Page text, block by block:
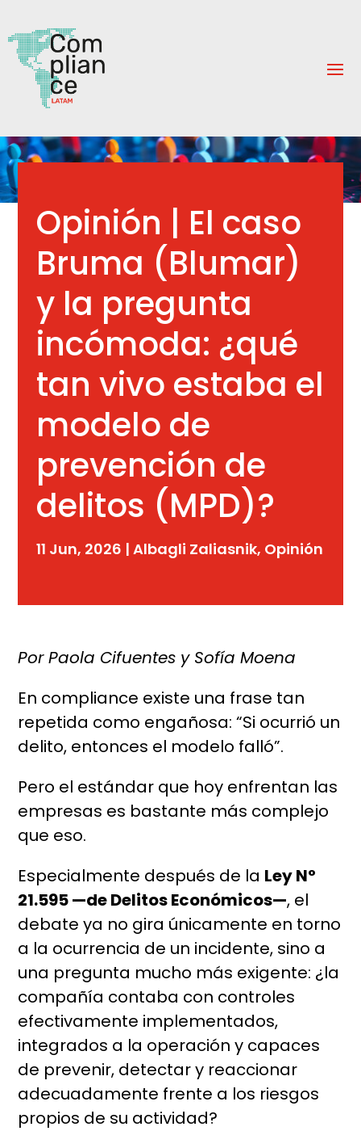
Opinión | El caso
Bruma (Blumar)
y la pregunta
incómoda: ¿qué
tan vivo estaba el
modelo de
prevención de
delitos (MPD)?
11 Jun, 2026 | Albagli Zaliasnik, Opinión
Por Paola Cifuentes y Sofía Moena
En compliance existe una frase tan
repetida como engañosa: “Si ocurrió un
delito, entonces el modelo falló”.
Pero el estándar que hoy enfrentan las
empresas es bastante más complejo
que eso.
Especialmente después de la Ley N°
21.595 —de Delitos Económicos—, el
debate ya no gira únicamente en torno
a la ocurrencia de un incidente, sino a
una pregunta mucho más exigente: ¿la
compañía contaba con controles
efectivamente implementados,
integrados a la operación y capaces
de prevenir, detectar y reaccionar
adecuadamente frente a los riesgos
propios de su actividad?